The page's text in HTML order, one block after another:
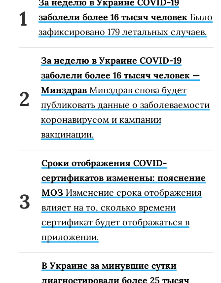
За неделю в Украине COVID-19
заболели более 16 тысяч человек Было
зафиксировано 179 летальных случаев.
За неделю в Украине COVID-19
заболели более 16 тысяч человек —
Минздрав Минздрав снова будет
публиковать данные о заболеваемости
коронавирусом и кампании
вакцинации.
Сроки отображения COVID-
сертификатов изменены: пояснение
МОЗ Изменение срока отображения
влияет на то, сколько времени
сертификат будет отображаться в
приложении.
В Украине за минувшие сутки
диагностировали более 25 тысяч